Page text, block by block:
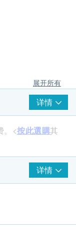
展开所有
详情
。<按此選購其
详情
生活易保留最